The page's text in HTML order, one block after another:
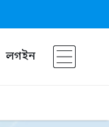
লগইন